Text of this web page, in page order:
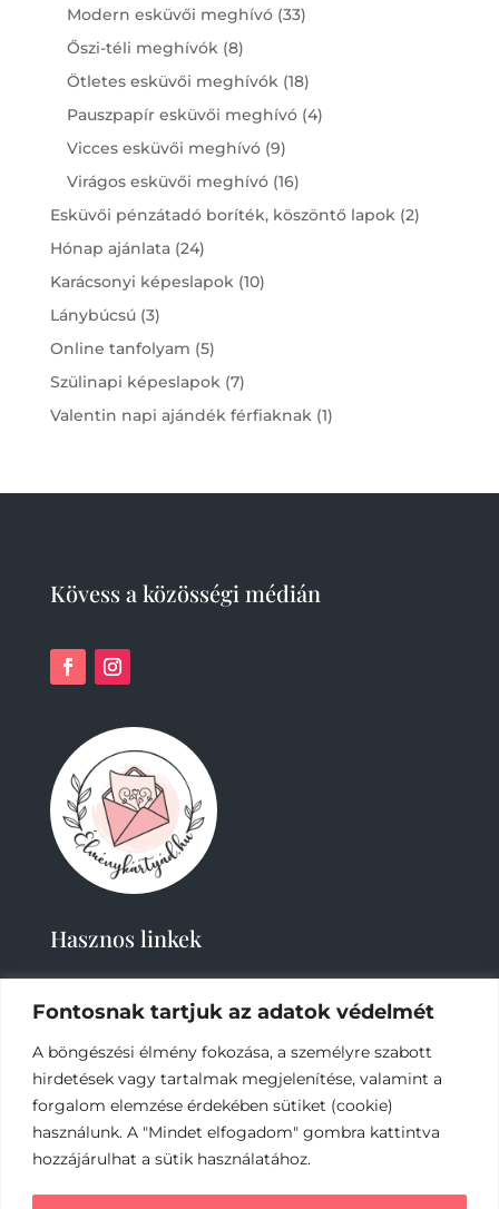
Fontosnak tartjuk az adatok védelmét
A böngészési élmény fokozása, a személyre szabott
hirdetések vagy tartalmak megjelenítése, valamint a
forgalom elemzése érdekében sütiket (cookie)
használunk. A "Mindet elfogadom" gombra kattintva
hozzájárulhat a sütik használatához.
Modern esküvői meghívó 3333
Őszi-téli meghívók 88
products
Ötletes esküvői meghívók 1818
products
Pauszpapír esküvői meghívó 44
Vicces esküvői meghívó 99
products
Virágos esküvői meghívó 1616
products
Esküvői pénzátadó boríték, köszöntő lapok 22
Hónap ajánlata 2424
products
Karácsonyi képeslapok 1010
Lánybúcsú 33
products
Online tanfolyam 55
products
Szülinapi képeslapok 77
products
Valentin napi ajándék férfiaknak 11
Kövess a közösségi médián
Hasznos linkek
2019-2023 – Élménykártyád-Nagy Tímea © Minden
jog fenntartva.
Az online fizetést a Barion Payment Zrt. biztosítja,